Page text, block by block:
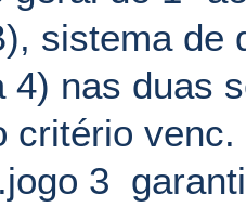
sistema de
4) nas duas
critério
3